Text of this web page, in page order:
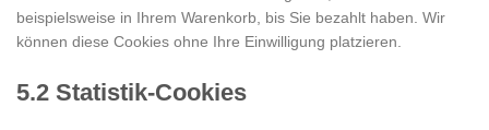
beispielsweise in Ihrem Warenkorb, bis Sie bezahlt haben. Wir
können diese Cookies ohne Ihre Einwilligung platzieren.
5.2 Statistik-Cookies